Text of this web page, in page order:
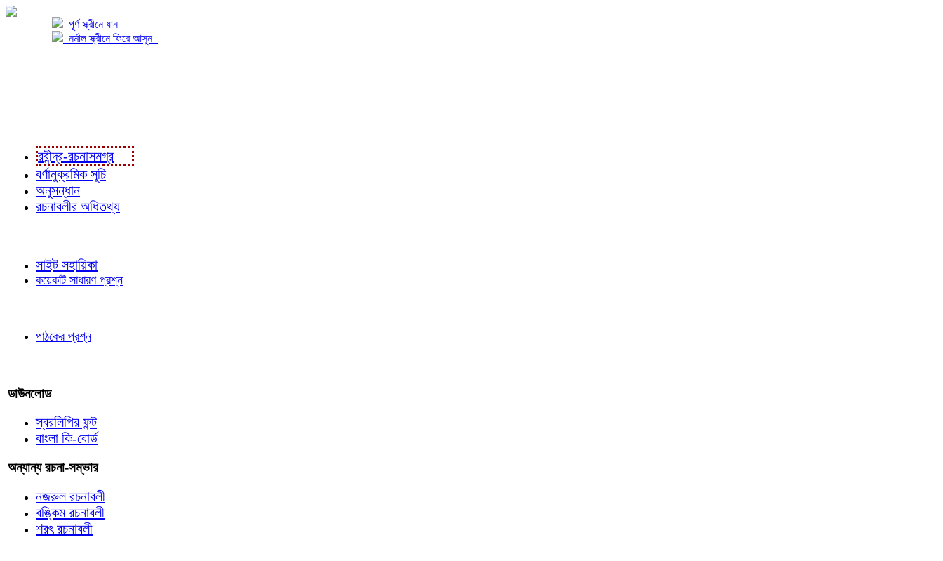
পূর্ণ স্ক্রীনে যান
নর্মাল স্ক্রীনে ফিরে আসুন
রবীন্দ্র-রচনাসমগ্র
বর্ণানুক্রমিক সূচি
অনুসন্ধান
রচনাবলীর অধিতথ্য
সাইট সহায়িকা
কয়েকটি সাধারণ প্রশ্ন
পাঠকের প্রশ্ন
ডাউনলোড
স্বরলিপির ফন্ট
বাংলা কি-বোর্ড
অন্যান্য রচনা-সম্ভার
নজরুল রচনাবলী
বঙ্কিম রচনাবলী
শরৎ রচনাবলী